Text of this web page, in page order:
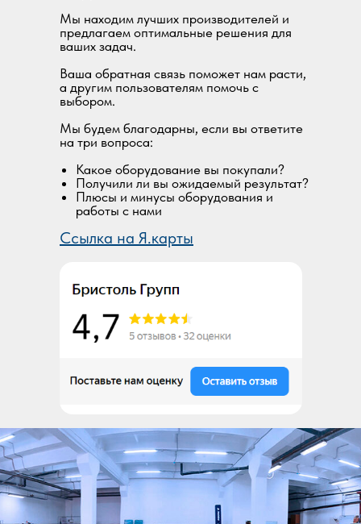
Мы находим лучших производителей и
предлагаем оптимальные решения для
ваших задач.
Ваша обратная связь поможет нам расти,
а другим пользователям помочь с
выбором.
Мы будем благодарны, если вы ответите
на три вопроса:
Какое оборудование вы покупали?
Получили ли вы ожидаемый результат?
Плюсы и минусы оборудования и
работы с нами
Ссылка на Я.карты